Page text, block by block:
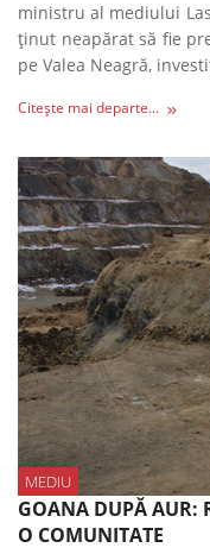
ministru al mediului
ţinut neapărat să fie
pe Valea Neagră,
Citește mai departe...
MEDIU
GOANA DUPĂ AUR:
O COMUNITATE